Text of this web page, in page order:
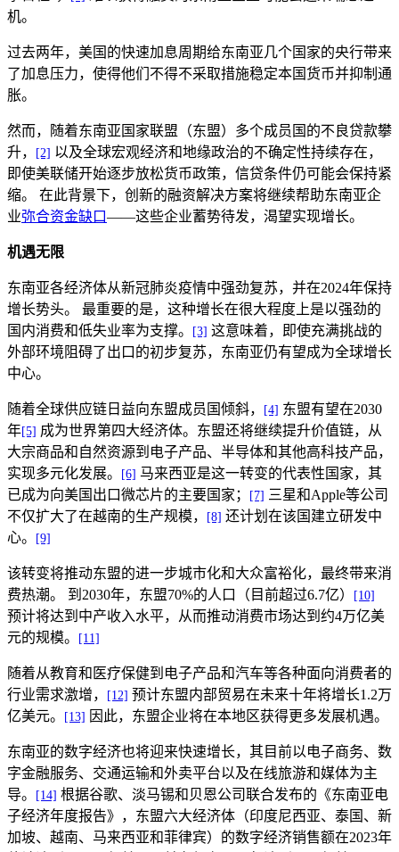
机。
过去两年，美国的快速加息周期给东南亚几个国家的央行带来
了加息压力，使得他们不得不采取措施稳定本国货币并抑制通
胀。
然而，随着东南亚国家联盟（东盟）多个成员国的不良贷款攀
升，
[2] 以及全球宏观经济和地缘政治的不确定性持续存在，
即使美联储开始逐步放松货币政策，信贷条件仍可能会保持紧
缩。 在此背景下，创新的融资解决方案将继续帮助东南亚企
业弥合资金缺口——这些企业蓄势待发，渴望实现增长。
机遇无限
东南亚各经济体从新冠肺炎疫情中强劲复苏，并在2024年保持
增长势头。 最重要的是，这种增长在很大程度上是以强劲的
国内消费和低失业率为支撑。
[3] 这意味着，即使充满挑战的
外部环境阻碍了出口的初步复苏，东南亚仍有望成为全球增长
中心。
随着全球供应链日益向东盟成员国倾斜， [4] 东盟有望在2030
年[5] 成为世界第四大经济体。东盟还将继续提升价值链，从
大宗商品和自然资源到电子产品、半导体和其他高科技产品，
实现多元化发展。
[6] 马来西亚是这一转变的代表性国家，其
已成为向美国出口微芯片的主要国家；
[7] 三星和Apple等公司
不仅扩大了在越南的生产规模，
[8] 还计划在该国建立研发中
心。
[9]
该转变将推动东盟的进一步城市化和大众富裕化，最终带来消
费热潮。 到2030年，东盟70%的人口（目前超过6.7亿）
[10]
预计将达到中产收入水平，从而推动消费市场达到约4万亿美
元的规模。
[11]
随着从教育和医疗保健到电子产品和汽车等各种面向消费者的
行业需求激增，
[12] 预计东盟内部贸易在未来十年将增长1.2万
亿美元。
[13] 因此，东盟企业将在本地区获得更多发展机遇。
东南亚的数字经济也将迎来快速增长，其目前以电子商务、数
字金融服务、交通运输和外卖平台以及在线旅游和媒体为主
导。
[14] 根据谷歌、淡马锡和贝恩公司联合发布的《东南亚电
子经济年度报告》，东盟六大经济体（印度尼西亚、泰国、新
加坡、越南、马来西亚和菲律宾）的数字经济销售额在2023年